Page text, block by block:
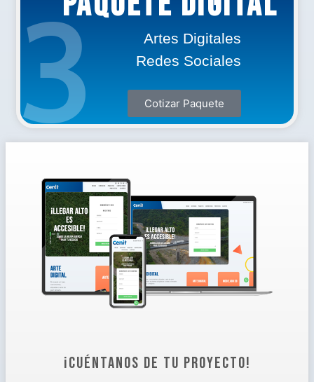
Artes Digitales
Redes Sociales
Cotizar Paquete
3
¡CUÉNTANOS DE TU PROYECTO!